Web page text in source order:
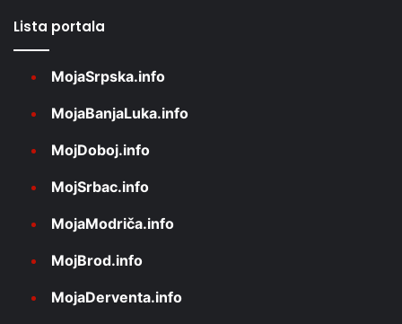
Lista portala
MojaSrpska.info
MojaBanjaLuka.info
MojDoboj.info
MojSrbac.info
MojaModriča.info
MojBrod.info
MojaDerventa.info